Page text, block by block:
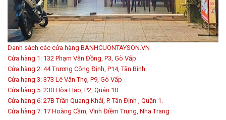
Danh sách các cửa hàng BANHCUONTAYSON.VN
Cửa hàng 1: 132 Phạm Văn Đồng, P3, Gò Vấp
Cửa hàng 2: 44 Trương Công Định, P14, Tân Bình
Cửa hàng 3: 373 Lê Văn Thọ, P9, Gò Vấp
Cửa hàng 5: 230 Hòa Hảo, P2, Quận 10.
Cửa hàng 6: 27B Trần Quang Khải, P. Tân Định , Quận 1.
Cửa hàng 7: 17 Hoàng Cầm, Vĩnh Điềm Trung, Nha Trang